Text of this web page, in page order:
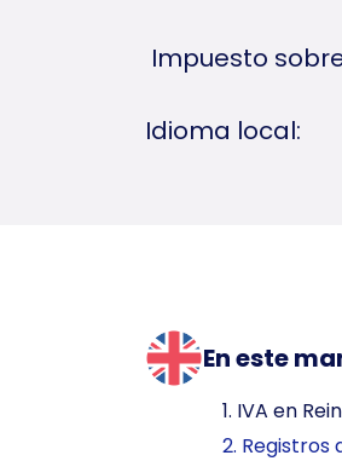
Impuesto
Idioma local:
En este
1. IVA en
2. Registros